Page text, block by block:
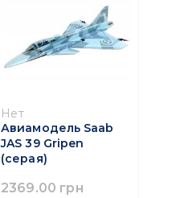
Нет
Авиамодель Saab
JAS 39 Gripen
(серая)
2369.00 грн